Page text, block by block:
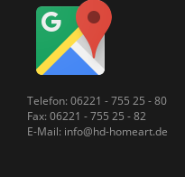
Telefon: 06221 - 755 25 - 80
Fax: 06221 - 755 25 - 82
E-Mail: info@hd-homeart.de